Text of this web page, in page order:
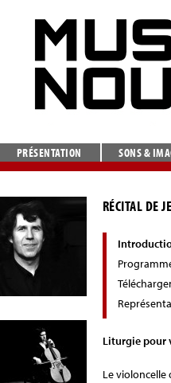
PRÉSENTATION SONS &
RÉCITAL DE
Liturgie pour
Le violoncelle